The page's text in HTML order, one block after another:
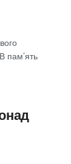
пам’ять